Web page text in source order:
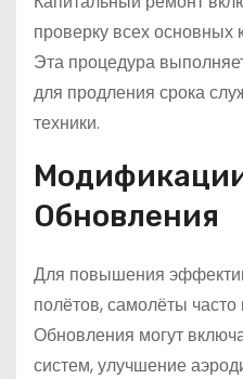
проверку всех основных
Эта процедура
для продления срока
техники.
Обновления
Для повышения
полётов, самолёты
Обновления могут
систем, улучшение